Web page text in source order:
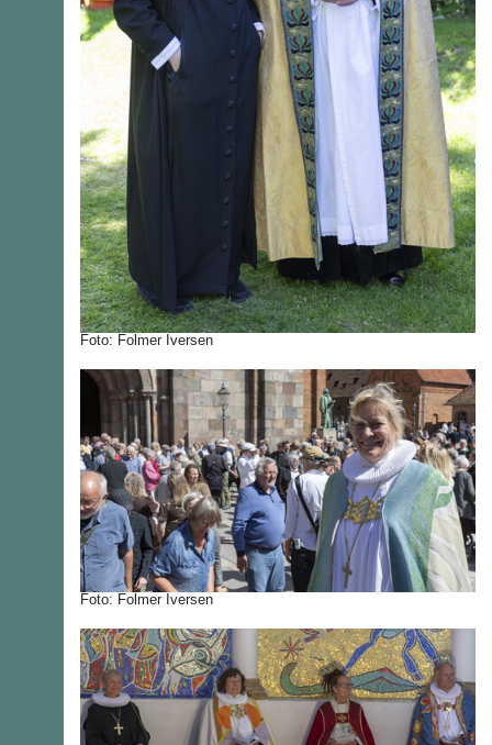
Foto: Folmer Iversen
Foto: Folmer Iversen